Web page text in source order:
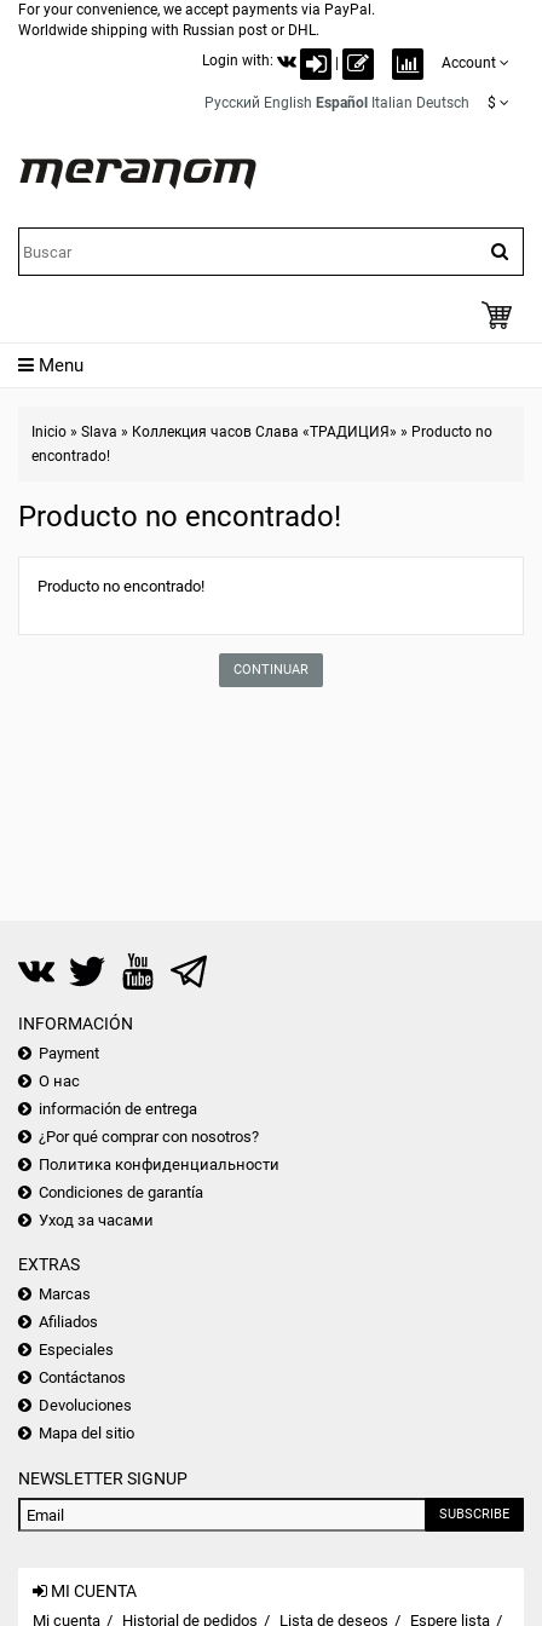
For your convenience, we accept payments via PayPal.
Worldwide shipping with Russian post or DHL.
Login with:
Account
Русский English Español Italian Deutsch $
Menu
Inicio » Slava » Коллекция часов Слава «ТРАДИЦИЯ» » Producto no
encontrado!
Producto no encontrado!
Producto no encontrado!
CONTINUAR
INFORMACIÓN
Payment
О нас
información de entrega
¿Por qué comprar con nosotros?
Политика конфиденциальности
Condiciones de garantía
Уход за часами
EXTRAS
Marcas
Afiliados
Especiales
Contáctanos
Devoluciones
Mapa del sitio
NEWSLETTER SIGNUP
SUBSCRIBE
MI CUENTA
Mi cuenta Historial de pedidos Lista de deseos Espere lista